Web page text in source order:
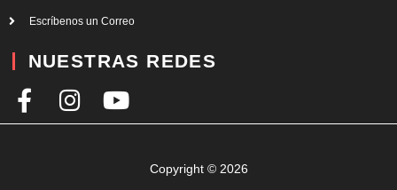
Escríbenos un Correo
NUESTRAS REDES
F
a
I
n
Y
o
Copyright © 2026